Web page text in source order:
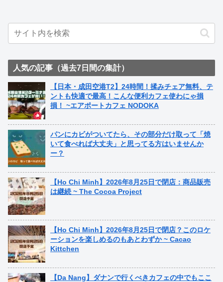
人気の記事（過去7日間の集計）
【日本・成田空港T2】24時間！揉みチェア無料、テ
ントも快適で最高！こんな便利カフェ使わにゃ損
損！ ~エアポートカフェ NODOKA
パンにカビがついてたら、その部分だけ取って「焼
いて食べれば大丈夫」と思ってる方はいませんか
ー？
【Ho Chi Minh】2026年8月25日で閉店：商品販売
は継続 ~ The Cocoa Project
【Ho Chi Minh】2026年8月25日で閉店？このロケ
ーションを楽しめるのもあとわずか ~ Cacao
Kittchen
【Da Nang】ダナンで行くべきカフェの中でもここ